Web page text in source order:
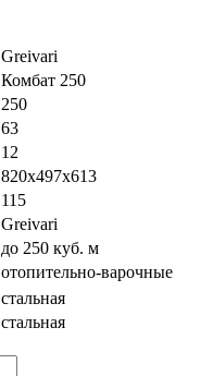
Greivari
Комбат 250
250
63
12
820x497x613
115
Greivari
до 250 куб. м
отопительно-варочные
стальная
стальная